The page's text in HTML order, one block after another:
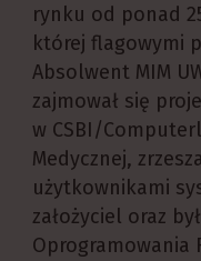
rynku od ponad
której flagowymi
Absolwent MIM
zajmował się
w CSBI/
Medycznej,
użytkownikami
założyciel oraz
Oprogramowania